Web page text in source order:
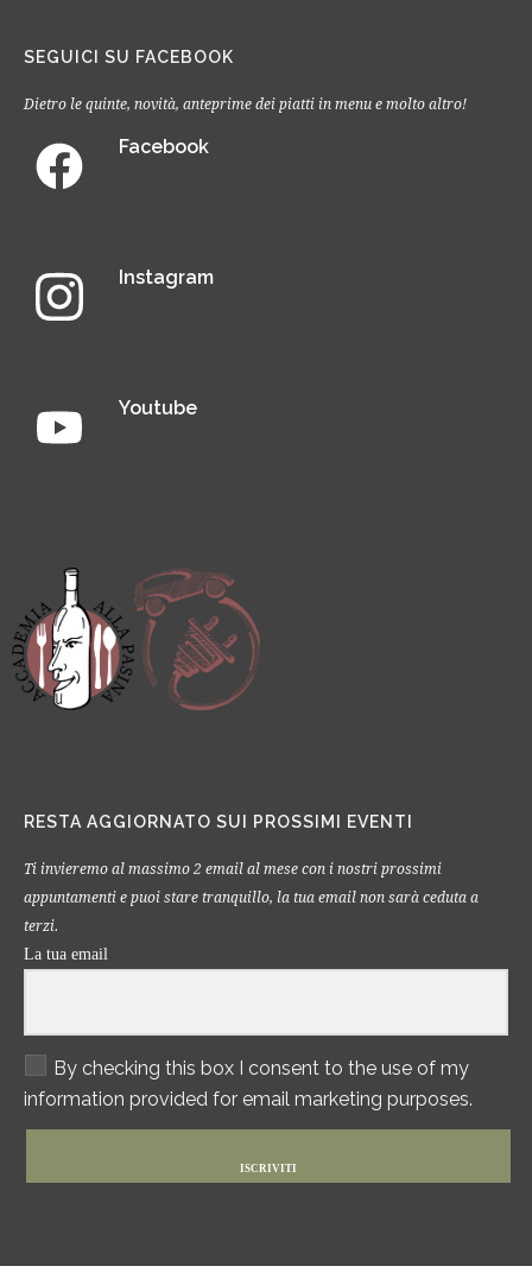
SEGUICI SU FACEBOOK
Dietro le quinte, novità, anteprime dei piatti in menu e molto altro!
Facebook
Instagram
Youtube
RESTA AGGIORNATO SUI PROSSIMI EVENTI
Ti invieremo al massimo 2 email al mese con i nostri prossimi
appuntamenti e puoi stare tranquillo, la tua email non sarà ceduta a
terzi.
La tua email
By checking this box I consent to the use of my
information provided for email marketing purposes.
ISCRIVITI